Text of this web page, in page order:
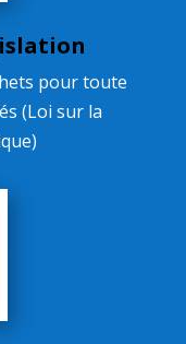
pour toute
(Loi sur la